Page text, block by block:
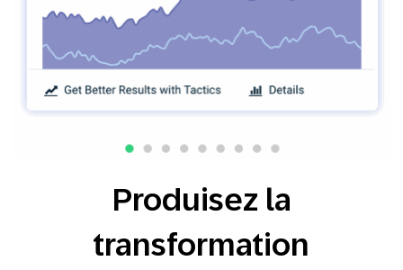
Produisez la
transformation